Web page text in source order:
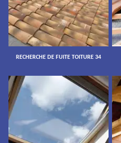
RECHERCHE DE FUITE TOITURE 34